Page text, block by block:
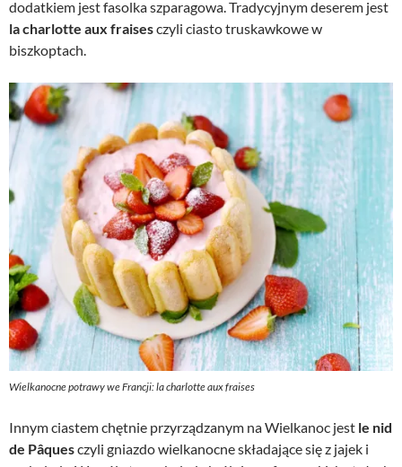
dodatkiem jest fasolka szparagowa. Tradycyjnym deserem jest
la charlotte aux fraisesczyli ciasto truskawkowe w
biszkoptach.
Wielkanocne potrawy we Francji: la charlotte aux fraises
Innym ciastem chętnie przyrządzanym na Wielkanoc jest le nid
de Pâquesczyli gniazdo wielkanocne składające się z jajek i